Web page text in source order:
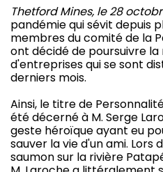
Thetford Mines, le 28
pandémie qui sévit depuis
membres du comité de la
ont décidé de poursuivre la
d'entreprises qui se sont
derniers mois.
Ainsi, le titre de
été décerné à M. Serge
geste héroïque ayant eu
sauver la vie d'un ami. Lors
saumon sur la rivière